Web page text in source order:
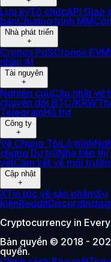
Lưu kýTổ chứcAPI Giao
bánChương trình MM
Nhà phát triển
+
Cronos PoSCronos EVM
nhân AI
Tài nguyên
+
Nghiên cứuCập nhật về
chuyển đổi BTC/KRW
TelegramHỗ trợ
Công ty
+
Về Chúng TôiLộ trình
chứng Dự trữNhà tiếp
yếtCam kết về môi
Cập nhật
+
XTin tức về sản phẩmSự
kiệnRedditDiscord
Cryptocurrency in
Bản quyền © 2018 -
quyền.